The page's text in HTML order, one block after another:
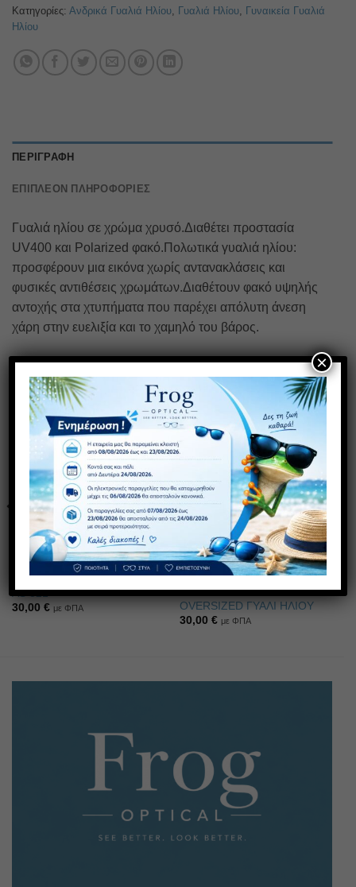
Κατηγορίες: Ανδρικά Γυαλιά Ηλίου Γυαλιά Ηλίου
Γυναικεία Γυαλιά
Ηλίου
ΠΕΡΙΓΡΑΦΉ
ΕΠΙΠΛΈΟΝ ΠΛΗΡΟΦΟΡΊΕΣ
Γυαλιά ηλίου σε χρώμα χρυσό.Διαθέτει προστασία
UV400 και Polarized φακό.Πολωτικά γυαλιά ηλίου:
προσφέρουν μια εικόνα χωρίς αντανακλάσεις και
φυσικές αντιθέσεις χρωμάτων.Διαθέτουν φακό υψηλής
αντοχής στα χτυπήματα που παρέχει απόλυτη άνεση
χάρη στην ευελιξία και το χαμηλό του βάρος.
ΣΧΕΤΙΚΆ ΠΡΟΪΌΝΤΑ
Πρόσθήκη
στην λίστα
επιθυμιών
AS 321
30,00 € με ΦΠΑ
Πρόσθήκη
στην λίστα
επιθυμιών
19075 ΤΕΤΡΑΓΩΝΟ
OVERSIZED ΓΥΑΛΙ ΗΛΙΟΥ
30,00€ με ΦΠΑ
×